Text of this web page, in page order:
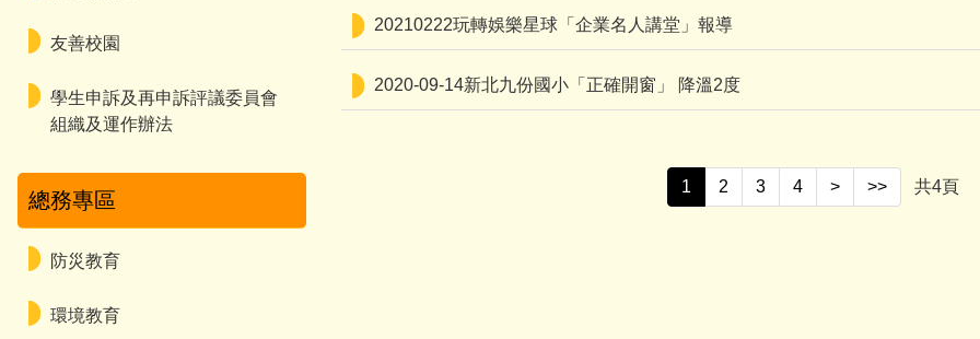
友善校園
學生申訴及再申訴評議委員會
組織及運作辦法
總務專區
防災教育
環境教育
20210222玩轉娛樂星球「企業名人講堂」報導
2020-09-14新北九份國小「正確開窗」 降溫2度
1 2 3 4 > >> 共4頁